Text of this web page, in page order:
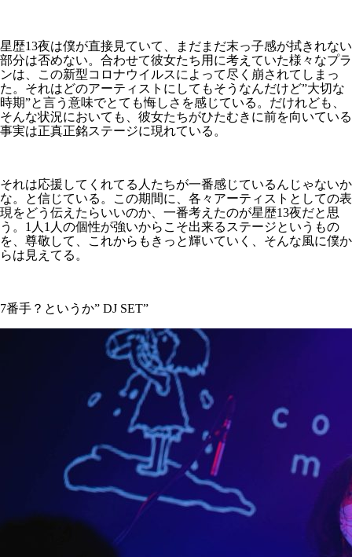
星歴13夜は僕が直接見ていて、まだまだ末っ子感が拭きれない
部分は否めない。合わせて彼女たち用に考えていた様々なプラ
ンは、この新型コロナウイルスによって尽く崩されてしまっ
た。それはどのアーティストにしてもそうなんだけど”大切な
時期”と言う意味でとても悔しさを感じている。だけれども、
そんな状況においても、彼女たちがひたむきに前を向いている
事実は正真正銘ステージに現れている。
それは応援してくれてる人たちが一番感じているんじゃないか
な。と信じている。この期間に、各々アーティストとしての表
現をどう伝えたらいいのか、一番考えたのが星歴13夜だと思
う。1人1人の個性が強いからこそ出来るステージというもの
を、尊敬して、これからもきっと輝いていく、そんな風に僕か
らは見えてる。
7番手？というか” DJ SET”